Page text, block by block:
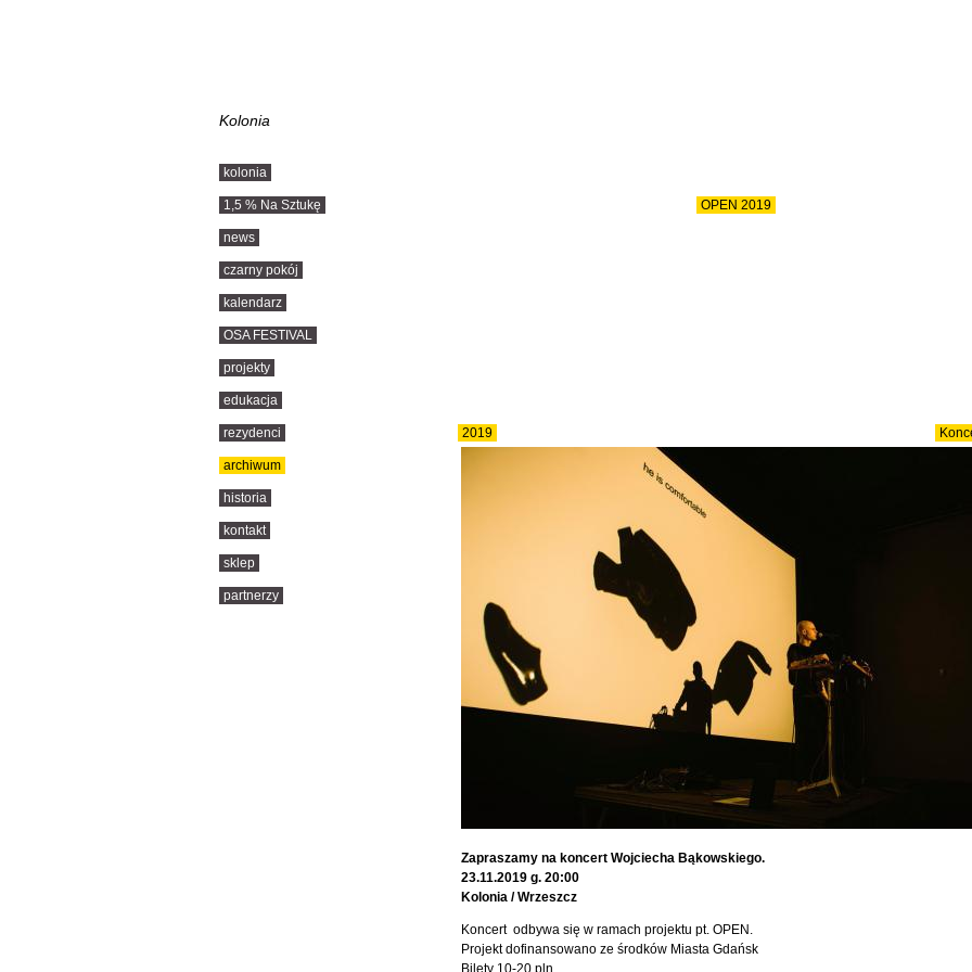
Kolonia
kolonia
1,5 % Na Sztukę
news
czarny pokój
kalendarz
OSA FESTIVAL
projekty
edukacja
rezydenci
archiwum
2019
OPEN 2019
historia
kontakt
sklep
partnerzy
Zapraszamy na koncert Wojciecha Bąkowskiego.
23.11.2019 g. 20:00
Kolonia / Wrzeszcz
Koncert odbywa się w ramach projektu pt. OPEN.
Projekt dofinansowano ze środków Miasta Gdańsk